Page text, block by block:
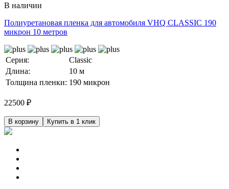
В наличии
Полиуретановая пленка для автомобиля VHQ CLASSIC 190
микрон 10 метров
Серия:
Classic
Длина:
10 м
Толщина пленки: 190 микрон
22500 ₽
В корзину Купить в 1 клик